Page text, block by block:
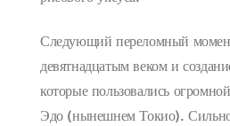
Следующий переломный
девятнадцатым веком и
которые пользовались
Эдо (нынешнем Токио).